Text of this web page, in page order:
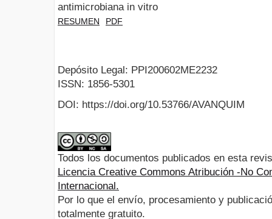
antimicrobiana in vitro
RESUMEN PDF
Depósito Legal: PPI200602ME2232
ISSN: 1856-5301
DOI: https://doi.org/10.53766/AVANQUIM
Todos los documentos publicados en esta
Licencia Creative Commons Atribución -No
Internacional.
Por lo que el envío, procesamiento y
totalmente gratuito.